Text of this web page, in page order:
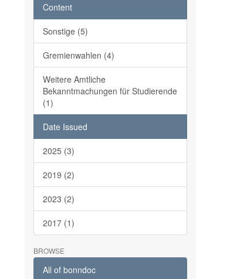
Content
Sonstige (5)
Gremienwahlen (4)
Weitere Amtliche
Bekanntmachungen für Studierende
(1)
Date Issued
2025 (3)
2019 (2)
2023 (2)
2017 (1)
BROWSE
All of bonndoc